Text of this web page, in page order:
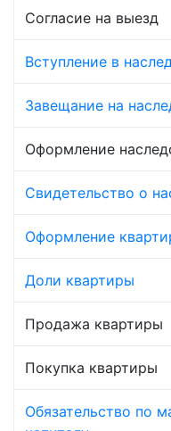
Согласие на выезд
Вступление в
Завещание на
Оформление
Свидетельство о
Оформление
Доли квартиры
Продажа квартиры
Покупка квартиры
Обязательство по